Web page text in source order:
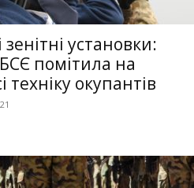
зенітні установки:
помітила на
техніку окупантів